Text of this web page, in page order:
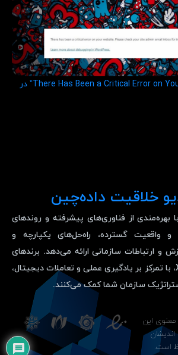
نحوه رفع “There Has Been a Critical Error on Your Website” در
خلاقیت داده‌چین
بهره‌مندی از فناوری‌های پیشرفته و روندهای
واقعیت گسترده، راه‌حل‌های یکپارچه و
و ارتباطات سازمانی ارائه می‌دهد. برندهای
مدیران مدیا و XRoom، با تمرکز بر یادگیری عملی و تعاملات دیجیتال،
سازمان شما کمک می‌کنند.
این
اندیشان
است.